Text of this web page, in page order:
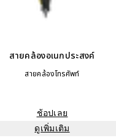
สายคล้องอเนกประสงค์
สายคล้องโทรศัพท์
ช้อปเลย
ดูเพิ่มเติม